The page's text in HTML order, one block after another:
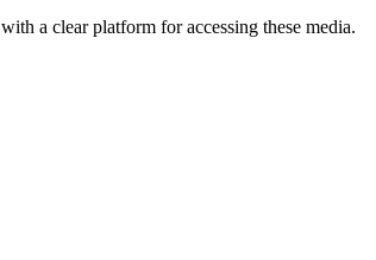
a clear platform for accessing these media.